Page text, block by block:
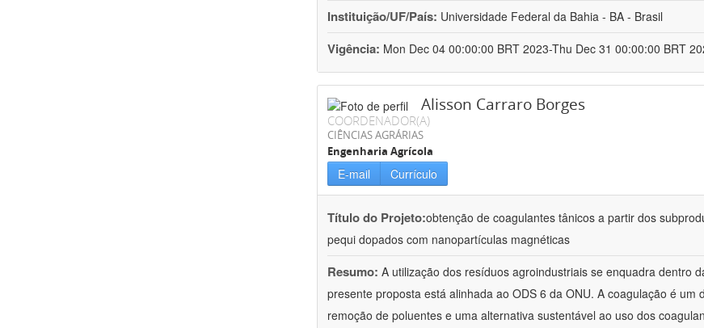
Instituição/UF/País: Universidade Federal da Bahia - BA - Brasil
Vigência: Mon Dec 04 00:00:00 BRT 2023-Thu Dec 31 00:00:00 BRT
Alisson Carraro Borges
COORDENADOR(A)
CIÊNCIAS AGRÁRIAS
Engenharia Agrícola
E-mail Currículo
Título do Projeto:obtenção de coagulantes tânicos a partir dos
pequi dopados com nanopartículas magnéticas
Resumo: A utilização dos resíduos agroindustriais se enquadra dentro
presente proposta está alinhada ao ODS 6 da ONU. A coagulação é um
remoção de poluentes e uma alternativa sustentável ao uso dos